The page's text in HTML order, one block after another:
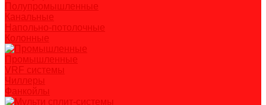
Полупромышленные
Канальные
Напольно-потолочные
Колонные
Промышленные
VRF системы
Чиллеры
Фанкойлы